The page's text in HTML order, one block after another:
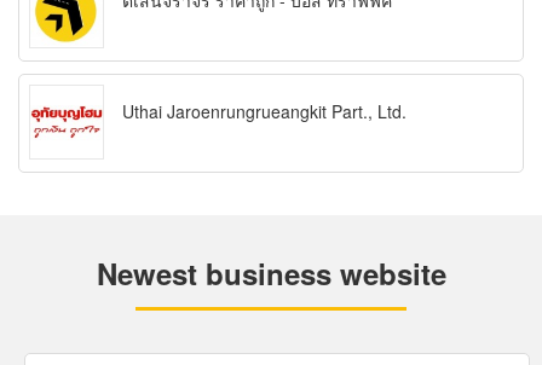
Uthai Jaroenrungrueangkit Part., Ltd.
Newest business website